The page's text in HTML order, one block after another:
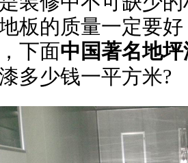
板的质量一定要
下面中国著名地
多少钱一平方米?